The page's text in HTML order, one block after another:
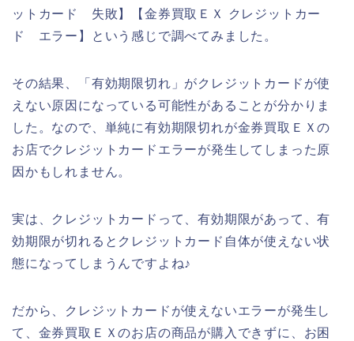
ットカード 失敗】【金券買取ＥＸ クレジットカー
ド エラー】という感じで調べてみました。
その結果、「有効期限切れ」がクレジットカードが使
えない原因になっている可能性があることが分かりま
した。なので、単純に有効期限切れが金券買取ＥＸの
お店でクレジットカードエラーが発生してしまった原
因かもしれません。
実は、クレジットカードって、有効期限があって、有
効期限が切れるとクレジットカード自体が使えない状
態になってしまうんですよね♪
だから、クレジットカードが使えないエラーが発生し
て、金券買取ＥＸのお店の商品が購入できずに、お困